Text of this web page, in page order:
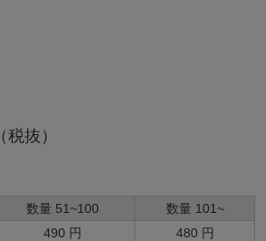
（税抜）
数量 51~100
数量 101~
490 円 480 円